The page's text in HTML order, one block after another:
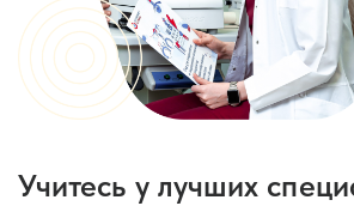
Учитесь у лучших